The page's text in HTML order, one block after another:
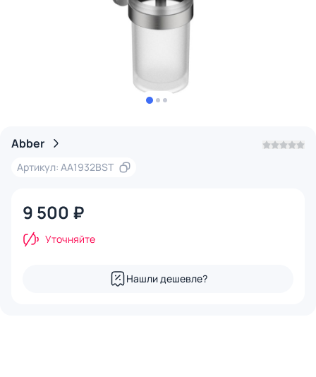
Abber
Артикул: AA1932BST
9 500 ₽
Уточняйте
Нашли дешевле?